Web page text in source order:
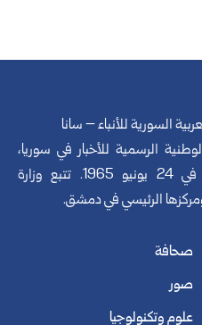
السورية للأنباء – سانا
الرسمية للأخبار في سوريا،
تأسست في 24 يونيو 1965. تتبع وزارة
ومركزها الرئيسي في دمشق.
صحافة
صور
علوم وتكنولوجيا